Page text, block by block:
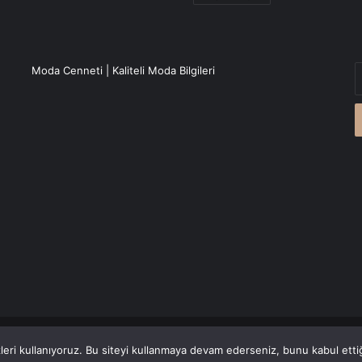
Moda Cenneti | Kaliteli Moda Bilgileri
Canlı Haber'den alınmaktadır.
kullanıyoruz. Bu siteyi kullanmaya devam ederseniz, bunu kabul